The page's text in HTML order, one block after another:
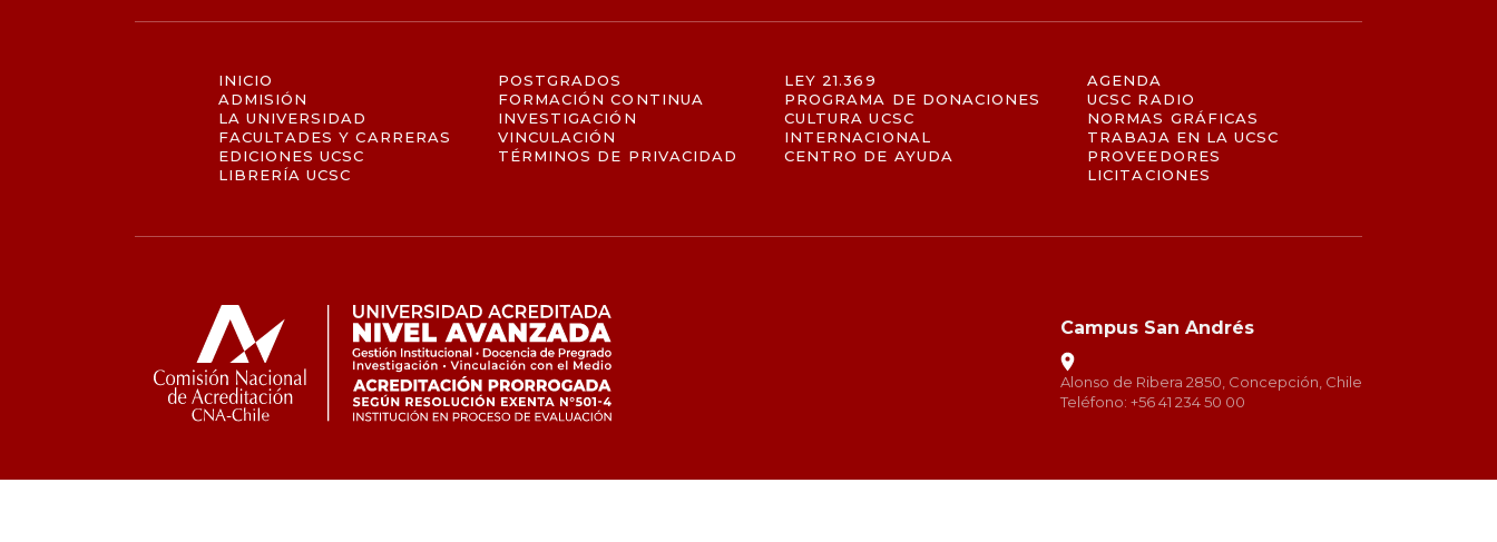
INICIO
ADMISIÓN
LA UNIVERSIDAD
FACULTADES Y CARRERAS
EDICIONES UCSC
LIBRERÍA UCSC
POSTGRADOS
FORMACIÓN CONTINUA
INVESTIGACIÓN
VINCULACIÓN
TÉRMINOS DE PRIVACIDAD
LEY 21.369
PROGRAMA DE DONACIONES
CULTURA UCSC
INTERNACIONAL
CENTRO DE AYUDA
AGENDA
UCSC RADIO
NORMAS GRÁFICAS
TRABAJA EN LA UCSC
PROVEEDORES
LICITACIONES
Campus San Andrés
Alonso de Ribera 2850, Concepción, Chile
Teléfono: +56 41 234 50 00